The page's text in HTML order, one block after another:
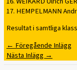
17. HEMPELMANN
Resultat i samtliga
← Föregående Inlägg
Nästa Inlägg →